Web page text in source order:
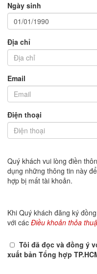
Ngày sinh
Địa chỉ
Email
Điện thoại
Quý khách vui lòng điền
dụng những thông tin này
hợp bị mất tài khoản.
Khi Quý khách đăng ký
với các Điều khoản thỏa
Tôi đã đọc và đồng ý
xuất bản Tổng hợp